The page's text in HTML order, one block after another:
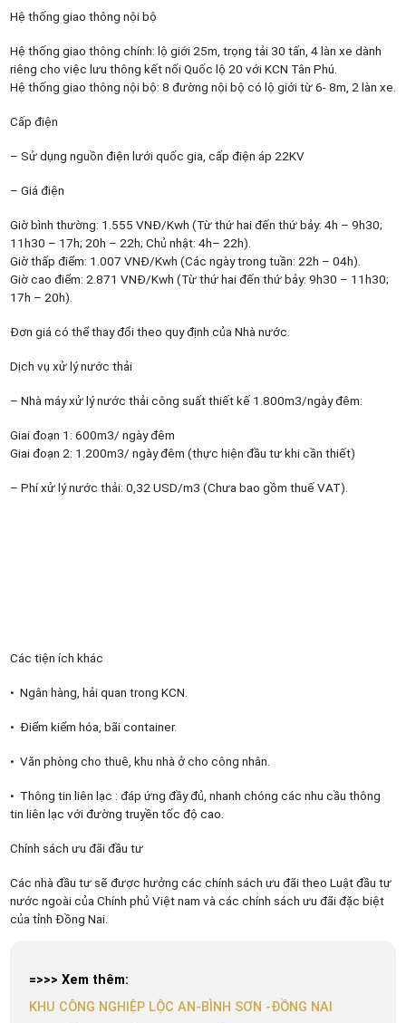
Hệ thống giao thông nội bộ
Hệ thống giao thông chính: lộ giới 25m, trọng tải 30 tấn, 4 làn xe dành
riêng cho việc lưu thông kết nối Quốc lộ 20 với KCN Tân Phú.
Hệ thống giao thông nội bộ: 8 đường nội bộ có lộ giới từ 6- 8m, 2 làn xe.
Cấp điện
– Sử dụng nguồn điện lưới quốc gia, cấp điện áp 22KV
– Giá điện
Giờ bình thường: 1.555 VNĐ/Kwh (Từ thứ hai đến thứ bảy: 4h – 9h30;
11h30 – 17h; 20h – 22h; Chủ nhật: 4h– 22h).
Giờ thấp điểm: 1.007 VNĐ/Kwh (Các ngày trong tuần: 22h – 04h).
Giờ cao điểm: 2.871 VNĐ/Kwh (Từ thứ hai đến thứ bảy: 9h30 – 11h30;
17h – 20h).
Đơn giá có thể thay đổi theo quy định của Nhà nước.
Dịch vụ xử lý nước thải
– Nhà máy xử lý nước thải công suất thiết kế 1.800m3/ngày đêm:
Giai đoạn 1: 600m3/ ngày đêm
Giai đoạn 2: 1.200m3/ ngày đêm (thực hiện đầu tư khi cần thiết)
– Phí xử lý nước thải: 0,32 USD/m3 (Chưa bao gồm thuế VAT).
Các tiện ích khác
• Ngân hàng, hải quan trong KCN.
• Điểm kiểm hóa, bãi container.
• Văn phòng cho thuê, khu nhà ở cho công nhân.
• Thông tin liên lạc : đáp ứng đầy đủ, nhanh chóng các nhu cầu thông
tin liên lạc với đường truyền tốc độ cao.
Chính sách ưu đãi đầu tư
Các nhà đầu tư sẽ được hưởng các chính sách ưu đãi theo Luật đầu tư
nước ngoài của Chính phủ Việt nam và các chính sách ưu đãi đặc biệt
của tỉnh Đồng Nai.
=>>> Xem thêm:
KHU CÔNG NGHIỆP LỘC AN-BÌNH SƠN -ĐỒNG NAI